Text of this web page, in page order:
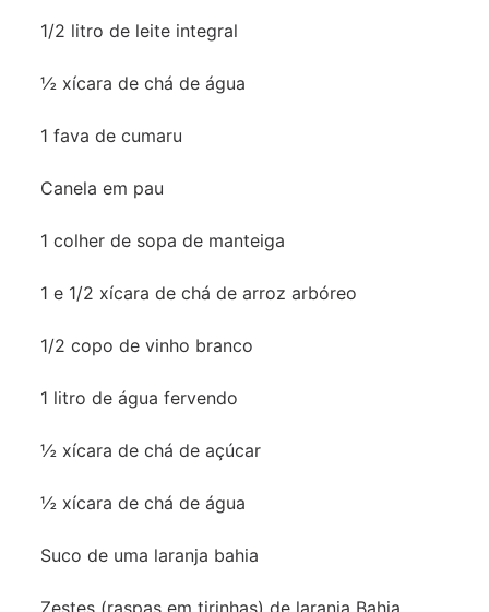
1/2 litro de leite integral
½ xícara de chá de água
1 fava de cumaru
Canela em pau
1 colher de sopa de manteiga
1 e 1/2 xícara de chá de arroz arbóreo
1/2 copo de vinho branco
1 litro de água fervendo
½ xícara de chá de açúcar
½ xícara de chá de água
Suco de uma laranja bahia